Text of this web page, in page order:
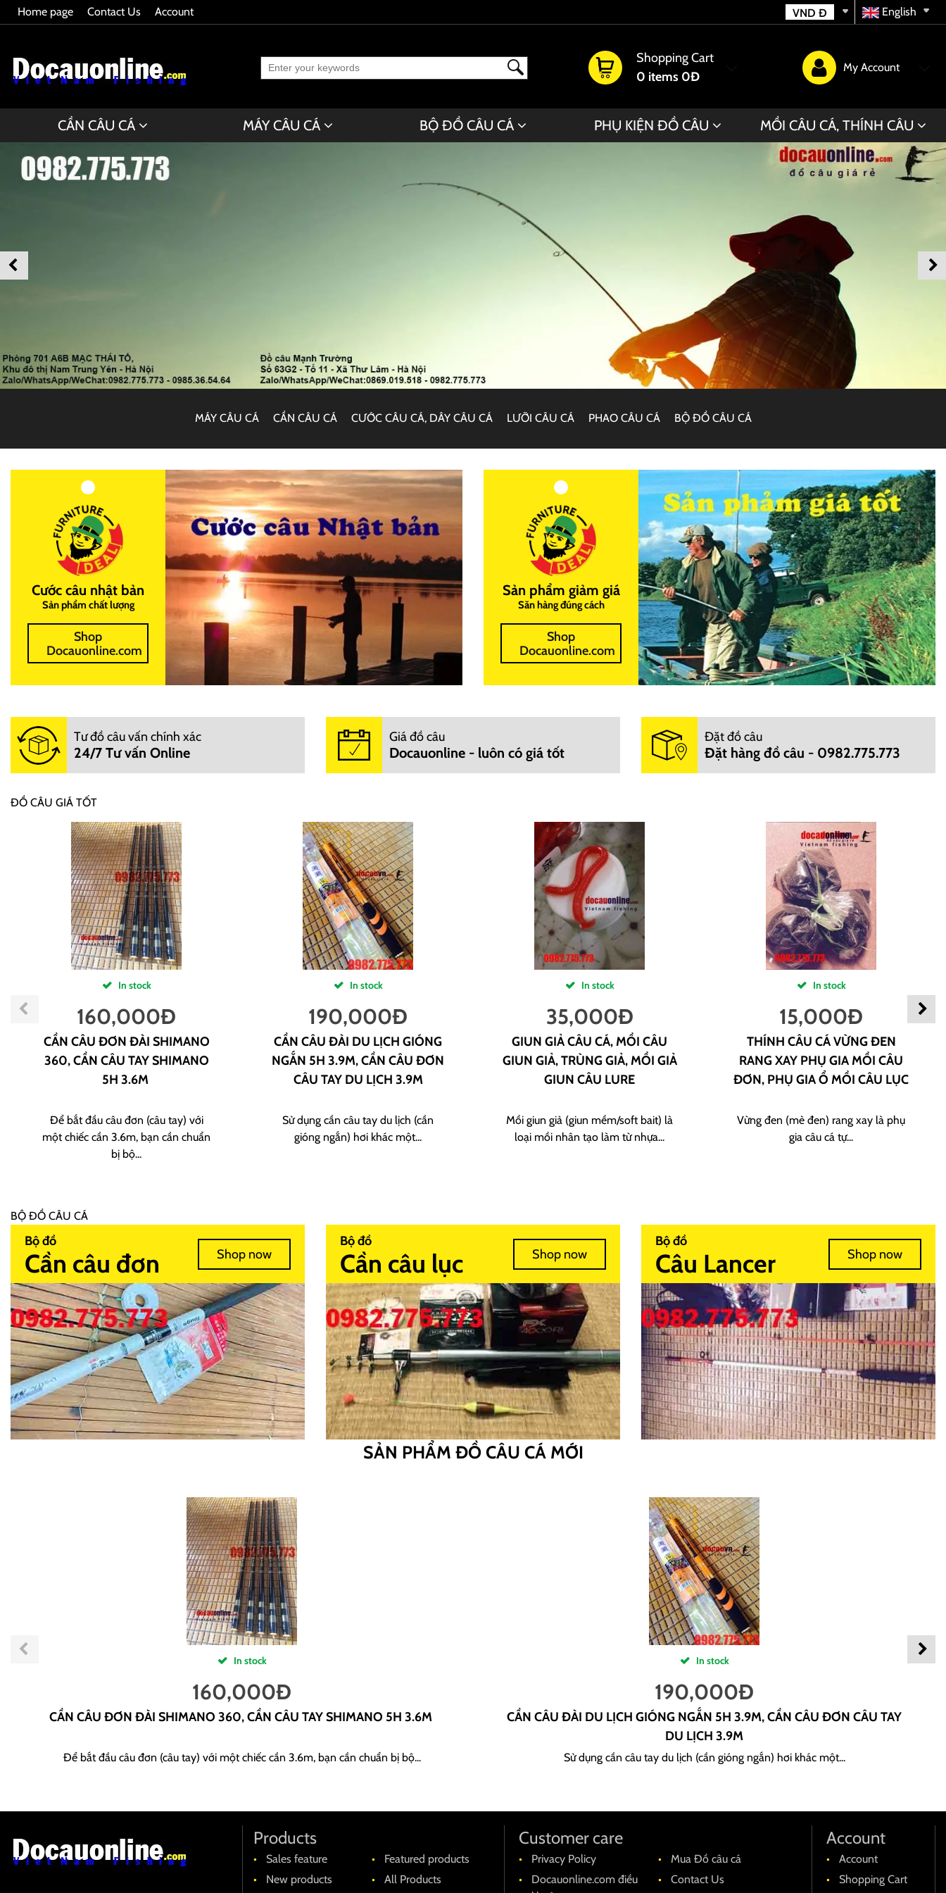
Home page Contact Us Account English
VND Đ
Shopping Cart
0 items 0Đ
My Account
CẦN CÂU CÁ MÁY CÂU CÁ BỘ ĐỒ CÂU CÁ PHỤ KIỆN ĐỒ CÂU MỒI CÂU CÁ, THÍNH CÂU
MÁY CÂU CÁ CẦN CÂU CÁ CƯỚC CÂU CÁ, DÂY CÂU CÁ LƯỠI CÂU CÁ PHAO CÂU CÁ BỘ ĐỒ CÂU CÁ
Cước câu nhật bản
Sản phẩm chất lượng
Shop
Docauonline.com
Sản phẩm giảm giá
Săn hàng đúng cách
Shop
Docauonline.com
Tư đồ câu vấn chính xác
24/7 Tư vấn Online
Giá đồ câu
Docauonline - luôn có giá tốt
Đặt đồ câu
Đặt hàng đồ câu - 0982.775.773
ĐỒ CÂU GIÁ TỐT
In stock
160,000Đ
CẦN CÂU ĐƠN ĐÀI SHIMANO
360, CẦN CÂU TAY SHIMANO
5H 3.6M
Để bắt đầu câu đơn (câu tay) với
một chiếc cần 3.6m, bạn cần chuẩn
bị bộ...
In stock
190,000Đ
CẦN CÂU ĐÀI DU LỊCH GIÓNG
NGẮN 5H 3.9M, CẦN CÂU ĐƠN
CÂU TAY DU LỊCH 3.9M
Sử dụng cần câu tay du lịch (cần
gióng ngắn) hơi khác một...
In stock
35,000Đ
GIUN GIẢ CÂU CÁ, MỒI CÂU
GIUN GIẢ, TRÙNG GIẢ, MỒI GIẢ
GIUN CÂU LURE
Mồi giun giả (giun mềm/soft bait) là
loại mồi nhân tạo làm từ nhựa...
In stock
15,000Đ
THÍNH CÂU CÁ VỪNG ĐEN
RANG XAY PHỤ GIA MỒI CÂU
ĐƠN, PHỤ GIA Ổ MỒI CÂU LỤC
Vừng đen (mè đen) rang xay là phụ
gia câu cá tự...
BỘ ĐỒ CÂU CÁ
Bộ đồ
Cần câu đơn Shop now
Bộ đồ
Cần câu lục Shop now
Bộ đồ
Câu Lancer Shop now
SẢN PHẨM ĐỒ CÂU CÁ MỚI
In stock
160,000Đ
CẦN CÂU ĐƠN ĐÀI SHIMANO 360, CẦN CÂU TAY SHIMANO 5H 3.6M
Để bắt đầu câu đơn (câu tay) với một chiếc cần 3.6m, bạn cần chuẩn bị bộ...
In stock
190,000Đ
CẦN CÂU ĐÀI DU LỊCH GIÓNG NGẮN 5H 3.9M, CẦN CÂU ĐƠN CÂU TAY
DU LỊCH 3.9M
Sử dụng cần câu tay du lịch (cần gióng ngắn) hơi khác một...
Products
Sales feature
Featured products
New products
All Products
Customer care
Privacy Policy
Mua Đồ câu cá
Docauonline.com điều
Contact Us
Account
Account
Shopping Cart